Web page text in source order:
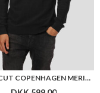
CLEAN CUT COPENHAGEN MERINO WOOL ROLL NECK